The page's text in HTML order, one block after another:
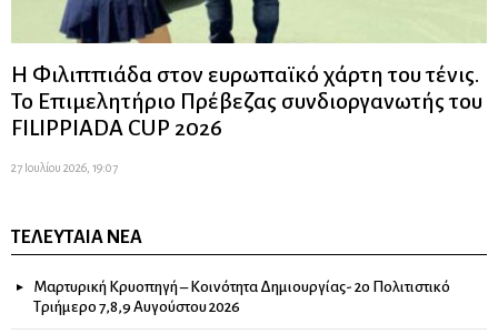
Η Φιλιππιάδα στον ευρωπαϊκό χάρτη του τένις.
Το Επιμελητήριο Πρέβεζας συνδιοργανωτής του
FILIPPIADA CUP 2026
27 Ιουλίου 2026, 19:07
ΤΕΛΕΥΤΑΊΑ ΝΈΑ
Μαρτυρική Κρυοπηγή – Κοινότητα Δημιουργίας- 2ο Πολιτιστικό
Τριήμερο 7,8,9 Αυγούστου 2026